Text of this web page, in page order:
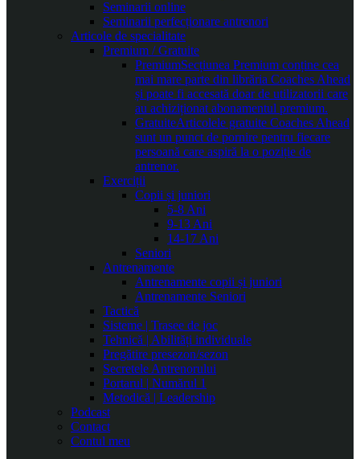
Seminarii online
Seminarii perfecționare antrenori
Articole de specialitate
Premium / Gratuite
PremiumSecțiunea Premium conține cea
mai mare parte din librăria Coaches Ahead
și poate fi accesată doar de utilizatorii care
au achiziționat abonamentul premium.
GratuiteArticolele gratuite Coaches Ahead
sunt un punct de pornire pentru fiecare
persoană care aspiră la o poziție de
antrenor.
Exerciții
Copii și juniori
5-8 Ani
9-13 Ani
14-17 Ani
Seniori
Antrenamente
Antrenamente copii și juniori
Antrenamente Seniori
Tactică
Sisteme | Trasee de joc
Tehnică | Abilități individuale
Pregătire presezon/sezon
Secretele Antrenorului
Portarul | Numărul 1
Metodică | Leadership
Podcast
Contact
Contul meu